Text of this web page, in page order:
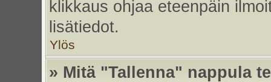
klikkaus ohjaa eteenpäin
lisätiedot.
Ylös
» Mitä "Tallenna" nappula